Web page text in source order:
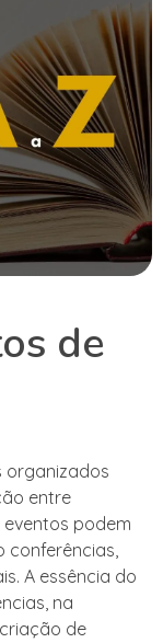
de
organizados
entre
eventos podem
conferências,
A essência do
na
de